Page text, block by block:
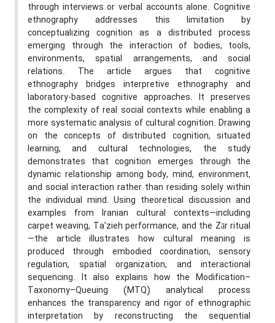
through interviews or verbal accounts alone. Cognitive
ethnography addresses this limitation by
conceptualizing cognition as a distributed process
emerging through the interaction of bodies, tools,
environments, spatial arrangements, and social
relations. The article argues that cognitive
ethnography bridges interpretive ethnography and
laboratory-based cognitive approaches. It preserves
the complexity of real social contexts while enabling a
more systematic analysis of cultural cognition. Drawing
on the concepts of distributed cognition, situated
learning, and cultural technologies, the study
demonstrates that cognition emerges through the
dynamic relationship among body, mind, environment,
and social interaction rather than residing solely within
the individual mind. Using theoretical discussion and
examples from Iranian cultural contexts—including
carpet weaving, Ta’zieh performance, and the Zār ritual
—the article illustrates how cultural meaning is
produced through embodied coordination, sensory
regulation, spatial organization, and interactional
sequencing. It also explains how the Modification–
Taxonomy–Queuing (MTQ) analytical process
enhances the transparency and rigor of ethnographic
interpretation by reconstructing the sequential